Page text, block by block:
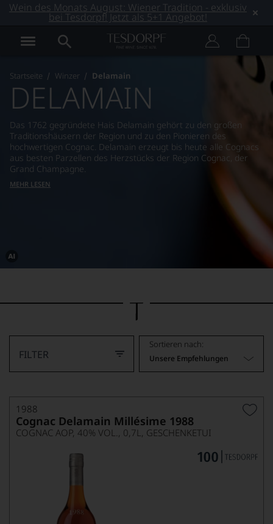
Wein des Monats August: Wiener Tradition - exklusiv
bei Tesdorpf! Jetzt als 5+1 Angebot!
Startseite Winzer Delamain
Dieses
von
DELAMAIN
Das 1762 gegründete Hais Delamain gehört zu den großen
Traditionshäusern der Region und zu den Pionieren des
hochwertigen Cognac. Delamain erzeugt bis heute alle Cognacs
aus besten Parzellen des Herzstücks der Region Cognac, der
Grand Champagne.
MEHR LESEN
FILTER
Sortieren nach:
Unsere Empfehlungen
1988
Cognac Delamain Millésime 1988
COGNAC AOP, 40% VOL., 0,7L, GESCHENKETUI